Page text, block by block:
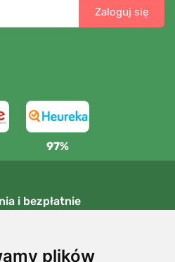
plików
Zaloguj się
97%
i bezpłatnie
powyżej 250 PLN
i zwroty